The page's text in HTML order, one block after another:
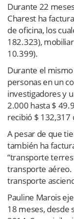
Durante 22
Charest ha
de oficina, los
182.323),
10.399).
Durante el
personas en un
investigadores y
2.000 hasta $
recibió $ 132,317
A pesar de que
también ha
“transporte
transporte aéreo.
transporte
Pauline Marois
18 meses, desde